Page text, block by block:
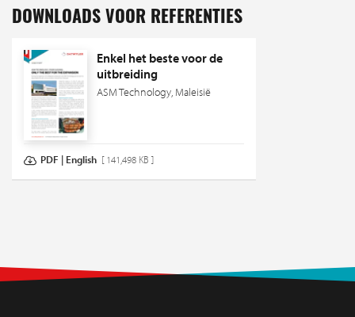
DOWNLOADS VOOR REFERENTIES
Enkel het beste voor de
uitbreiding
ASM Technology, Maleisië
PDF | English [ 141,498 KB ]